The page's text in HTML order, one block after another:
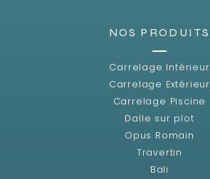
NOS PRODUITS
Carrelage Intérieur
Carrelage Extérieur
Carrelage Piscine
Dalle sur plot
Opus Romain
Travertin
Bali